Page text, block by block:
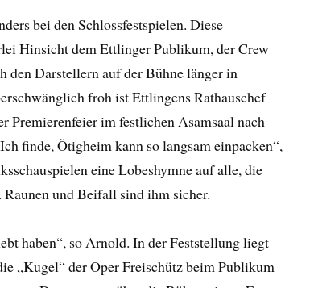
bei den Schlossfestspielen. Diese
Hinsicht dem Ettlinger Publikum, der Crew
den Darstellern auf der Bühne länger in
froh ist Ettlingens Rathauschef
Premierenfeier im festlichen Asamsaal nach
finde, Ötigheim kann so langsam einpacken“,
eine Lobeshymne auf alle, die
und Beifall sind ihm sicher.
haben“, so Arnold. In der Feststellung liegt
„Kugel“ der Oper Freischütz beim Publikum